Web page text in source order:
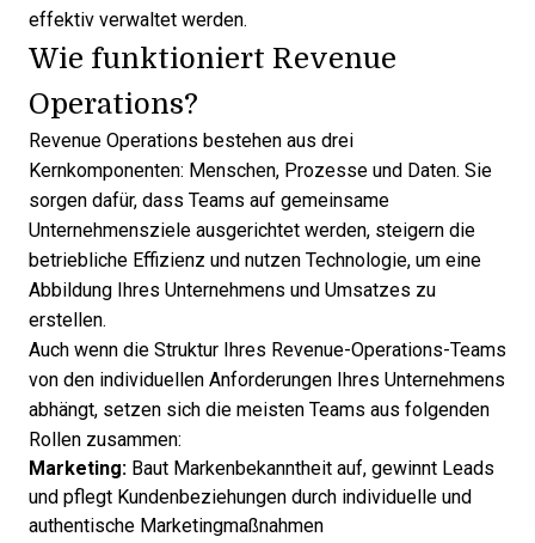
effektiv verwaltet werden.
Wie funktioniert Revenue
Operations?
Revenue Operations bestehen aus drei
Kernkomponenten: Menschen, Prozesse und Daten. Sie
sorgen dafür, dass Teams auf gemeinsame
Unternehmensziele ausgerichtet werden, steigern die
betriebliche Effizienz und nutzen Technologie, um eine
Abbildung Ihres Unternehmens und Umsatzes zu
erstellen.
Auch wenn die Struktur Ihres Revenue-Operations-Teams
von den individuellen Anforderungen Ihres Unternehmens
abhängt, setzen sich die meisten Teams aus folgenden
Rollen zusammen:
Marketing: Baut Markenbekanntheit auf, gewinnt Leads
und pflegt Kundenbeziehungen durch individuelle und
authentische Marketingmaßnahmen